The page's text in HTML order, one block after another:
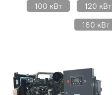
100 кВт
120 кВт
160 кВт